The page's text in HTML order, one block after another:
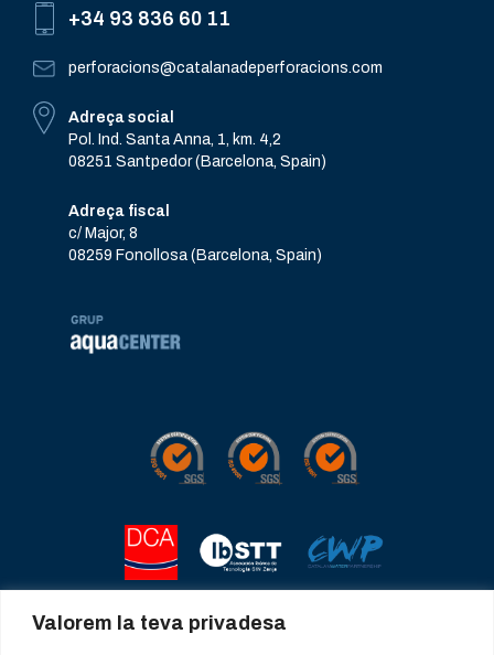
Valorem la teva privadesa
+34 93 836 60 11
perforacions@catalanadeperforacions.com
Adreça social
Pol. Ind. Santa Anna, 1, km. 4,2
08251 Santpedor (Barcelona, Spain)
Adreça fiscal
c/ Major, 8
08259 Fonollosa (Barcelona, Spain)